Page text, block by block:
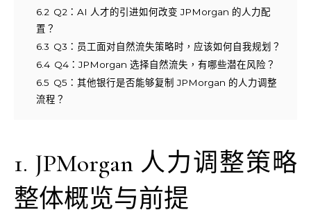
6.2 Q2：AI 人才的引进如何改变 JPMorgan 的人力配
置？
6.3 Q3：员工面对自然流失策略时，应该如何自我规划？
6.4 Q4：JPMorgan 选择自然流失，有哪些潜在风险？
6.5 Q5：其他银行是否能够复制 JPMorgan 的人力调整
流程？
1. JPMorgan 人力调整策略
整体概览与前提